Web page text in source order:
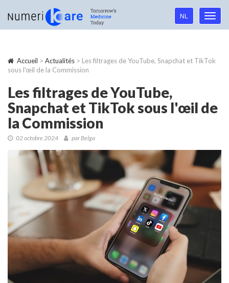
Language
navigation
NL
Accueil > Actualités > Les filtrages de YouTube, Snapchat et TikTok
sous l'œil de la Commission
Les filtrages de YouTube,
Snapchat et TikTok sous l'œil de
la Commission
02 octobre 2024 par Belga